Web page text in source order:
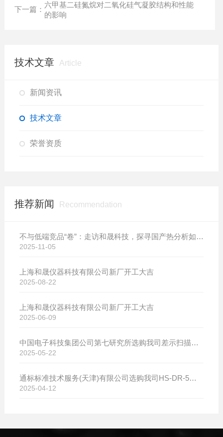
下一篇：
六甲基二硅氮烷对二氧化硅气凝胶结构和性能
的影响
技术文章 Article
新闻资讯
技术文章
荣誉资质
推荐新闻 Recommendation
不与低端竞品“卷”：走访和晟科技，探寻国产热分析如何行稳致远
2025-11-05
上海和晟仪器科技有限公司新厂开工大吉
2025-08-22
上海和晟仪器科技有限公司新厂开工大吉
2025-06-09
中国电子科技集团公司第七研究所选购我司差示扫描量热仪
2025-05-22
通标标准技术服务(天津)有限公司选购我司HS-DR-5导热系数测试仪
2025-04-12